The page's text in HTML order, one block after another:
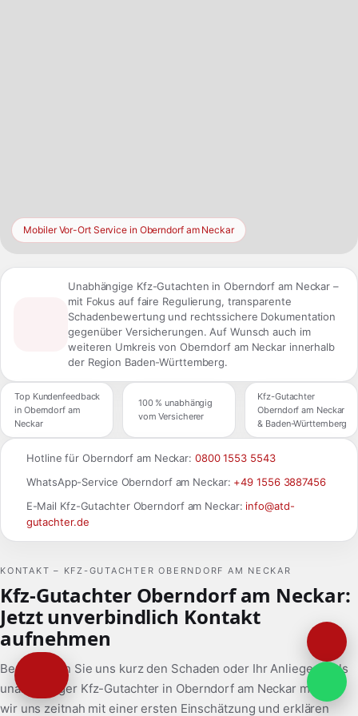
KONTAKT – KFZ-GUTACHTER OBERNDORF AM NECKAR
Kfz-Gutachter Oberndorf am Neckar:
Jetzt unverbindlich Kontakt
aufnehmen
Beschreiben Sie uns kurz den Schaden oder Ihr Anliegen – als
unabhängiger Kfz-Gutachter in Oberndorf am Neckar melden
wir uns zeitnah mit einer ersten Einschätzung und erklären
Mobiler Vor-Ort Service in Oberndorf am Neckar
Unabhängige Kfz-Gutachten in Oberndorf am Neckar –
mit Fokus auf faire Regulierung, transparente
Schadenbewertung und rechtssichere Dokumentation
gegenüber Versicherungen. Auf Wunsch auch im
weiteren Umkreis von Oberndorf am Neckar innerhalb
der Region Baden-Württemberg.
Top Kundenfeedback
in Oberndorf am
Neckar
100 % unabhängig
vom Versicherer
Kfz-Gutachter
Oberndorf am Neckar
& Baden-Württemberg
Hotline für Oberndorf am Neckar: 0800 1553 5543
WhatsApp-Service Oberndorf am Neckar: +49 1556 3887456
E-Mail Kfz-Gutachter Oberndorf am Neckar: info@atd-
gutachter.de